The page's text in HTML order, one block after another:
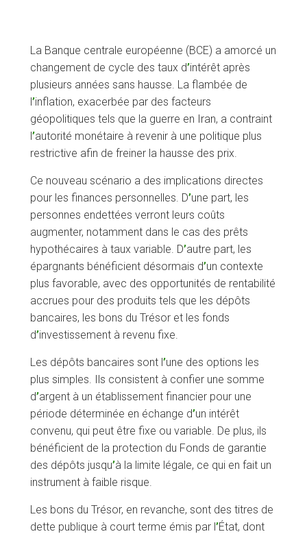
La Banque centrale européenne (BCE) a amorcé un
changement de cycle des taux d’intérêt après
plusieurs années sans hausse. La flambée de
l’inflation, exacerbée par des facteurs
géopolitiques tels que la guerre en Iran, a contraint
l’autorité monétaire à revenir à une politique plus
restrictive afin de freiner la hausse des prix.
Ce nouveau scénario a des implications directes
pour les finances personnelles. D’une part, les
personnes endettées verront leurs coûts
augmenter, notamment dans le cas des prêts
hypothécaires à taux variable. D’autre part, les
épargnants bénéficient désormais d’un contexte
plus favorable, avec des opportunités de rentabilité
accrues pour des produits tels que les dépôts
bancaires, les bons du Trésor et les fonds
d’investissement à revenu fixe.
Les dépôts bancaires sont l’une des options les
plus simples. Ils consistent à confier une somme
d’argent à un établissement financier pour une
période déterminée en échange d’un intérêt
convenu, qui peut être fixe ou variable. De plus, ils
bénéficient de la protection du Fonds de garantie
des dépôts jusqu’à la limite légale, ce qui en fait un
instrument à faible risque.
Les bons du Trésor, en revanche, sont des titres de
dette publique à court terme émis par l’État, dont